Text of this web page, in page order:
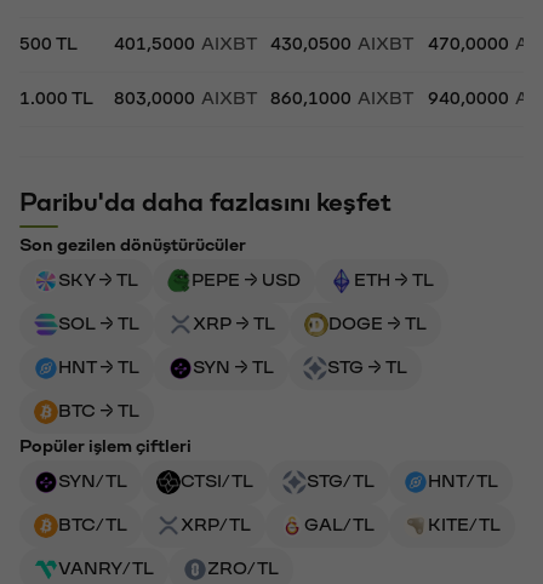
500 TL 401,5000 AIXBT 430,0500 AIXBT 470,0000
1.000 TL 803,0000 AIXBT 860,1000 AIXBT 940,0000
Paribu'da daha fazlasını keşfet
Son gezilen dönüştürücüler
SKY → TL
PEPE → USD ETH → TL
SOL → TL XRP → TL DOGE → TL
HNT → TL SYN → TL STG → TL
BTC → TL
Popüler işlem çiftleri
SYN/TL
CTSI/TL STG/TL HNT/TL
BTC/TL XRP/TL GAL/TL KITE/TL
VANRY/TL
ZRO/TL